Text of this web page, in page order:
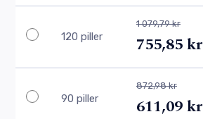
120 piller
1 079,79 kr
755,85 kr
90 piller
872,98 kr
611,09 kr